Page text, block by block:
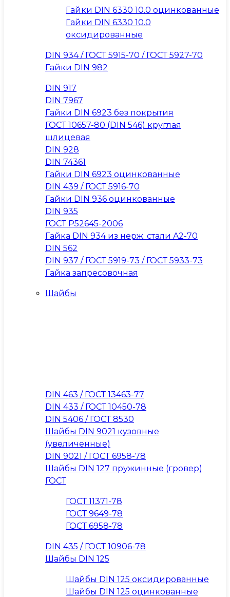
Гайки DIN 6330 10.0 оцинкованные
Гайки DIN 6330 10.0
оксидированные
DIN 934 / ГОСТ 5915-70 / ГОСТ 5927-70
Гайки DIN 982
DIN 917
DIN 7967
Гайки DIN 6923 без покрытия
ГОСТ 10657-80 (DIN 546) круглая
шлицевая
DIN 928
DIN 74361
Гайки DIN 6923 оцинкованные
DIN 439 / ГОСТ 5916-70
Гайки DIN 936 оцинкованные
DIN 935
ГОСТ Р52645-2006
Гайка DIN 934 из нерж. стали A2-70
DIN 562
DIN 937 / ГОСТ 5919-73 / ГОСТ 5933-73
Гайка запресовочная
Шайбы
DIN 463 / ГОСТ 13463-77
DIN 433 / ГОСТ 10450-78
DIN 5406 / ГОСТ 8530
Шайбы DIN 9021 кузовные
(увеличенные)
DIN 9021 / ГОСТ 6958-78
Шайбы DIN 127 пружинные (гровер)
ГОСТ
ГОСТ 11371-78
ГОСТ 9649-78
ГОСТ 6958-78
DIN 435 / ГОСТ 10906-78
Шайбы DIN 125
Шайбы DIN 125 оксидированные
Шайбы DIN 125 оцинкованные